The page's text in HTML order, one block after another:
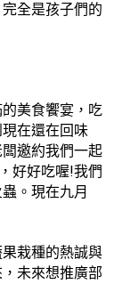
全是孩子們的
美食饗宴，吃
在還在回味
邀約我們一起
好好吃喔!我們
。現在九月
栽種的熱誠與
未來想推廣部